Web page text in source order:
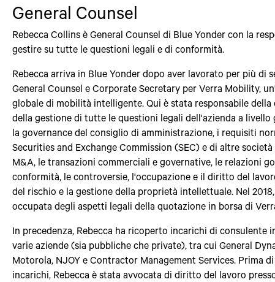
General Counsel
Rebecca Collins è General Counsel di Blue Yonder con la
gestire su tutte le questioni legali e di conformità.
Rebecca arriva in Blue Yonder dopo aver lavorato per più di
General Counsel e Corporate Secretary per Verra Mobility,
globale di mobilità intelligente. Qui è stata responsabile della
della gestione di tutte le questioni legali dell'azienda a livello
la governance del consiglio di amministrazione, i requisiti
Securities and Exchange Commission (SEC) e di altre
M&A, le transazioni commerciali e governative, le relazioni
conformità, le controversie, l'occupazione e il diritto del
del rischio e la gestione della proprietà intellettuale. Nel
occupata degli aspetti legali della quotazione in borsa di
In precedenza, Rebecca ha ricoperto incarichi di consulente
varie aziende (sia pubbliche che private), tra cui General
Motorola, NJOY e Contractor Management Services. Prima
incarichi, Rebecca è stata avvocata di diritto del lavoro